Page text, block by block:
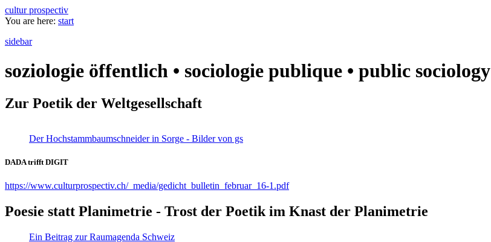
cultur prospectiv
You are here: start
sidebar
soziologie öffentlich • sociologie publique • public sociology
Zur Poetik der Weltgesellschaft
Der Hochstammbaumschneider in Sorge - Bilder von gs
DADA trifft DIGIT
https://www.culturprospectiv.ch/_media/gedicht_bulletin_februar_16-1.pdf
Poesie statt Planimetrie - Trost der Poetik im Knast der Planimetrie
Ein Beitrag zur Raumagenda Schweiz